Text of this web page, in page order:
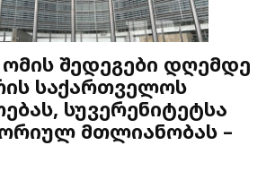
ომის შედეგები დღემდე
საქართველოს
სუვერენიტეტსა
მთლიანობას –